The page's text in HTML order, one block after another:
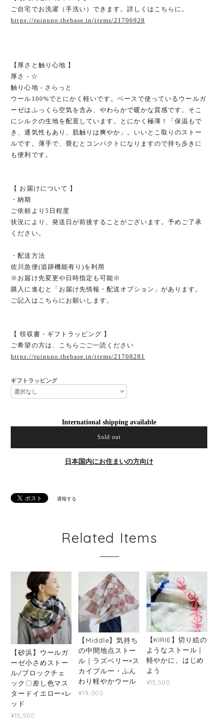
ご自宅でお洗濯（手洗い）できます。詳しくはこちらに。
https://ruinuno.thebase.in/items/21706928
【厚さと触り心地 】
厚さ - ☆
触り心地 - さらっと
ウール100%でとにかく軽いです。ベースで使っているウールガ
ーゼはふっくら空気を含み、やわらかで暖かな質感です。そこ
にシルクの生地を配置しています。とにかく極薄！「保温もで
き、通気性もあり、肌触りは爽やか」。いいとこ取りのストー
ルです。薄手で、畳むとコンパクトになりますので持ち歩きに
も便利です。
【 お届けについて 】
・納期
ご依頼より5日程度
状況により、発送日が前後することがございます。予めご了承
ください。
・配送方法
佐川急便(追跡機能有り)を利用
※お届け先変更や日時指定も可能※
購入に進むと「お届け先情報・配送オプション」があります。
ご記入はこちらにお願いします。
【 領収書・ギフトラッピング 】
ご希望の方は、こちらごご一読ください
https://ruinuno.thebase.in/items/21708281
ギフトラッピング
International shipping available
Sold out
日本国内にお住まいの方向け
通報する
Related Items
【砂浜】ウールガ
ーゼ小さめストー
ル/ブロックチェ
ック〇差し色マス
タードイエロー×レ
ッド
¥15,500
【Middle】気持ち
の中間地点ストー
ル｜ラズベリー×ス
カイブルー・ふん
わり軽やかウール
¥19,000
【KIRIE】切り絵の
ようなストール｜
軽やかに、はじめ
よう
¥15,500